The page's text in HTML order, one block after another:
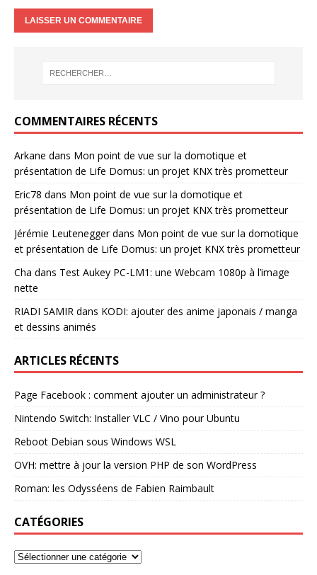
COMMENTAIRES RÉCENTS
Arkane dans Mon point de vue sur la domotique et
présentation de Life Domus: un projet KNX très prometteur
Eric78 dans Mon point de vue sur la domotique et
présentation de Life Domus: un projet KNX très prometteur
Jérémie Leuteneggerdans Mon point de vue sur la domotique
et présentation de Life Domus: un projet KNX très prometteur
Cha dans Test Aukey PC-LM1: une Webcam 1080p à l’image
nette
RIADI SAMIR dans KODI: ajouter des anime japonais / manga
et dessins animés
ARTICLES RÉCENTS
Page Facebook : comment ajouter un administrateur ?
Nintendo Switch: Installer VLC / Vino pour Ubuntu
Reboot Debian sous Windows WSL
OVH: mettre à jour la version PHP de son WordPress
Roman: les Odysséens de Fabien Raimbault
CATÉGORIES